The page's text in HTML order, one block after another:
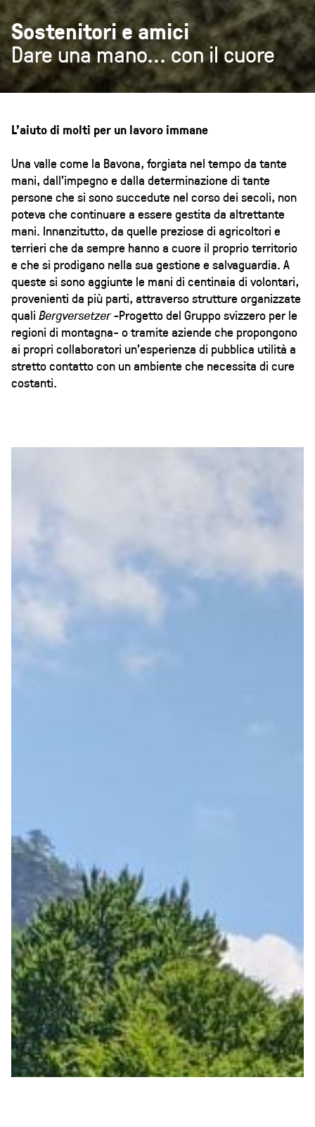
Sostenitori e amici
Dare una mano... con il cuore
L’aiuto di molti per un lavoro immane
Una valle come la Bavona, forgiata nel tempo da tante
mani, dall’impegno e dalla determinazione di tante
persone che si sono succedute nel corso dei secoli, non
poteva che continuare a essere gestita da altrettante
mani. Innanzitutto, da quelle preziose di agricoltori e
terrieri che da sempre hanno a cuore il proprio territorio
e che si prodigano nella sua gestione e salvaguardia. A
queste si sono aggiunte le mani di centinaia di volontari,
provenienti da più parti, attraverso strutture organizzate
quali Bergversetzer -Progetto del Gruppo svizzero per le
regioni di montagna- o tramite aziende che propongono
ai propri collaboratori un’esperienza di pubblica utilità a
stretto contatto con un ambiente che necessita di cure
costanti.